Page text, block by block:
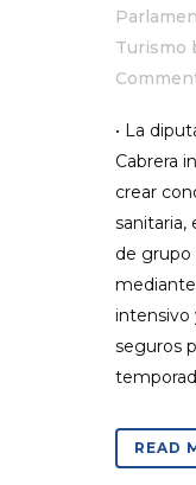
Turismo
• La
Cabrera
crear
sanitaria,
de grupo
intensivo
seguros
READ